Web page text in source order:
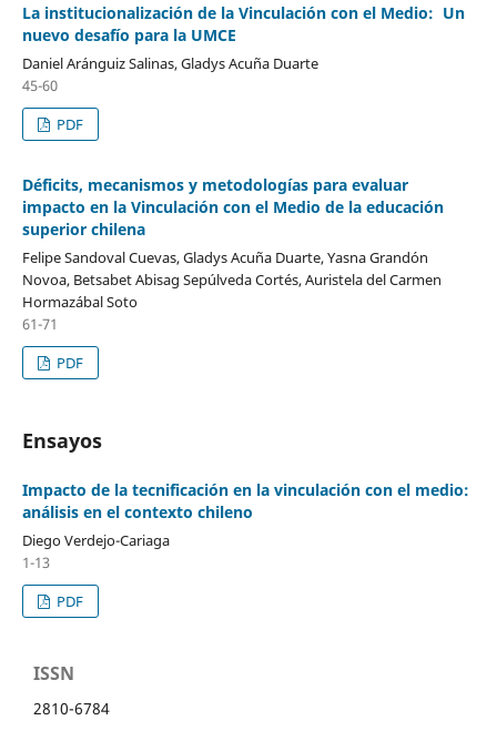
La institucionalización de la Vinculación con el Medio: Un
nuevo desafío para la UMCE
Daniel Aránguiz Salinas, Gladys Acuña Duarte
45-60
PDF
Déficits, mecanismos y metodologías para evaluar
impacto en la Vinculación con el Medio de la educación
superior chilena
Felipe Sandoval Cuevas, Gladys Acuña Duarte, Yasna Grandón
Novoa, Betsabet Abisag Sepúlveda Cortés, Auristela del Carmen
Hormazábal Soto
61-71
PDF
Ensayos
Impacto de la tecnificación en la vinculación con el medio:
análisis en el contexto chileno
Diego Verdejo-Cariaga
1-13
PDF
ISSN
2810-6784